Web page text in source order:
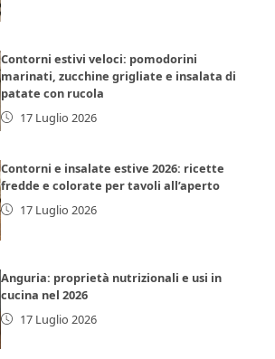
Contorni estivi veloci: pomodorini
marinati, zucchine grigliate e insalata di
patate con rucola
17 Luglio 2026
Contorni e insalate estive 2026: ricette
fredde e colorate per tavoli all’aperto
17 Luglio 2026
Anguria: proprietà nutrizionali e usi in
cucina nel 2026
17 Luglio 2026